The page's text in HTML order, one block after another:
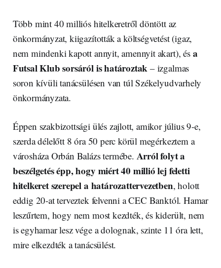
Több mint 40 milliós hitelkeretről döntött az
önkormányzat, kiigazították a költségvetést (igaz,
nem mindenki kapott annyit, amennyit akart), és a
Futsal Klub sorsáról is határoztak – izgalmas
soron kívüli tanácsülésen van túl Székelyudvarhely
önkormányzata.
Éppen szakbizottsági ülés zajlott, amikor július 9-e,
szerda délelőtt 8 óra 50 perc körül megérkeztem a
városháza Orbán Balázs termébe. Arról folyt a
beszélgetés épp, hogy miért 40 millió lej feletti
hitelkeret szerepel a határozattervezetben, holott
eddig 20-at terveztek felvenni a CEC Banktól. Hamar
leszűrtem, hogy nem most kezdték, és kiderült, nem
is egyhamar lesz vége a dolognak, szinte 11 óra lett,
mire elkezdték a tanácsülést.